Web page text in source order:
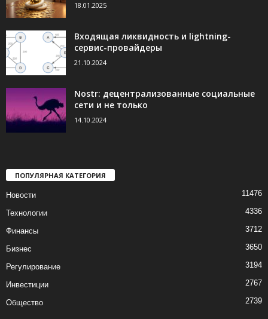
18.01.2025
Входящая ликвидность и lightning-
сервис-провайдеры
21.10.2024
Nostr: децентрализованные социальные
сети и не только
14.10.2024
ПОПУЛЯРНАЯ КАТЕГОРИЯ
Новости 11476
Технологии 4336
Финансы 3712
Бизнес 3650
Регулирование 3194
Инвестиции 2767
Общество 2739